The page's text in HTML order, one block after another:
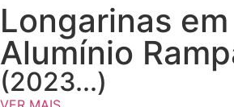
Longarinas em
Alumínio
(2023...)